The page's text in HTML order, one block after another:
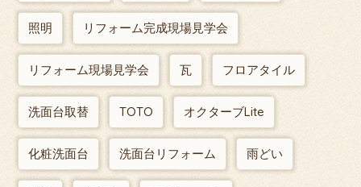
照明 リフォーム完成現場見学会
リフォーム現場見学会 瓦 フロアタイル
洗面台取替 TOTO オクターブLite
化粧洗面台 洗面台リフォーム 雨どい